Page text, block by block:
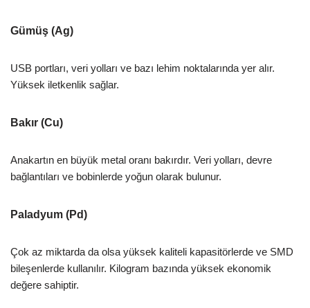
Gümüş (Ag)
USB portları, veri yolları ve bazı lehim noktalarında yer alır.
Yüksek iletkenlik sağlar.
Bakır (Cu)
Anakartın en büyük metal oranı bakırdır. Veri yolları, devre
bağlantıları ve bobinlerde yoğun olarak bulunur.
Paladyum (Pd)
Çok az miktarda da olsa yüksek kaliteli kapasitörlerde ve SMD
bileşenlerde kullanılır. Kilogram bazında yüksek ekonomik
değere sahiptir.